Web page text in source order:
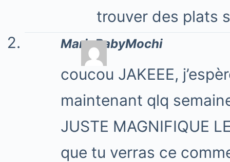
trouver des plats
MariaBabyMochi
coucou JAKEEE,
maintenant qlq
JUSTE MAGNIFIQUE
que tu verras ce